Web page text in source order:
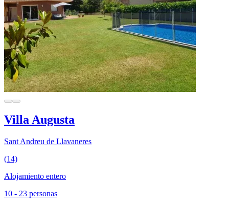
Villa Augusta
Sant Andreu de Llavaneres
(14)
Alojamiento entero
10 - 23 personas